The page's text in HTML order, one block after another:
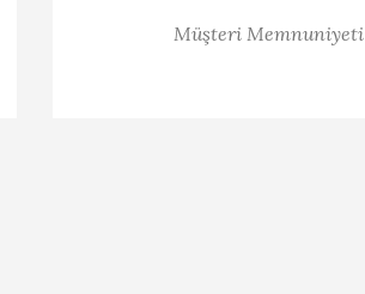
Müşteri Memnuniyeti